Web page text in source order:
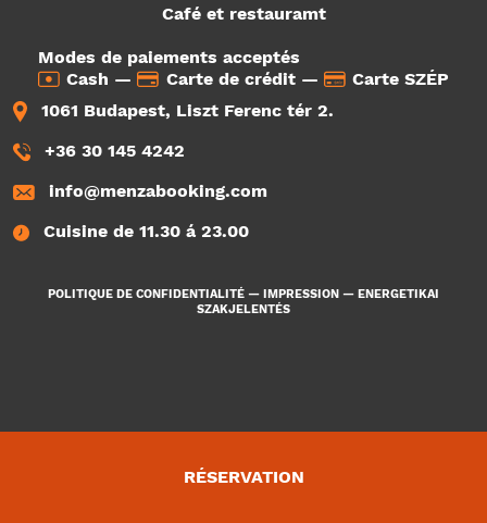
Café et restauramt
Modes de paiements acceptés
Cash —
Carte de crédit —
Carte SZÉP
1061 Budapest, Liszt Ferenc tér 2.
+36 30 145 4242
info@menzabooking.com
Cuisine de 11.30 á 23.00
POLITIQUE DE CONFIDENTIALITÉ — IMPRESSION — ENERGETIKAI
SZAKJELENTÉS
RÉSERVATION